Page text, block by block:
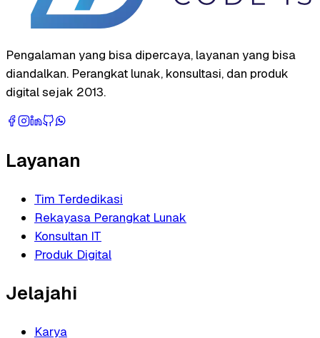
Pengalaman yang bisa dipercaya, layanan yang bisa
diandalkan. Perangkat lunak, konsultasi, dan produk
digital sejak 2013.
Layanan
Tim Terdedikasi
Rekayasa Perangkat Lunak
Konsultan IT
Produk Digital
Jelajahi
Karya